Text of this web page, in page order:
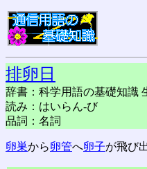
排卵日
辞書：科学用語の基礎知識
読み：はいらん-び
品詞：名詞
卵巣から卵管へ卵子が飛び